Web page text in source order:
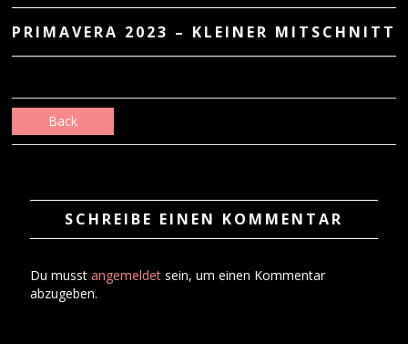
PRIMAVERA 2023 – KLEINER MITSCHNITT
Back
SCHREIBE EINEN KOMMENTAR
Du musst angemeldet sein, um einen Kommentar
abzugeben.